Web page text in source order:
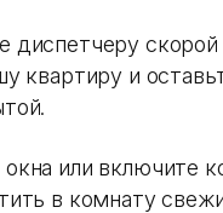
диспетчеру
квартиру и
или включите
в комнату